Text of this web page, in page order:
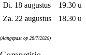
Di. 18 augustus
19.30 u
Za. 22 augustus
18.30 u
(Aangepast op 28/7/2026)